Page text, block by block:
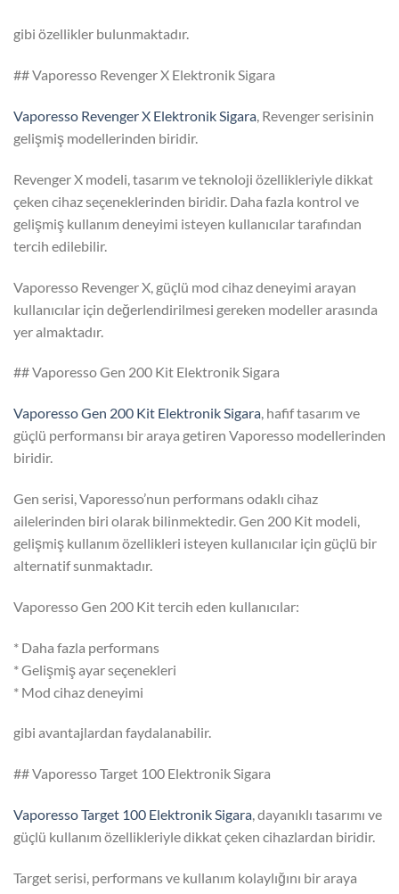
gibi özellikler bulunmaktadır.
## Vaporesso Revenger X Elektronik Sigara
Vaporesso Revenger X Elektronik Sigara, Revenger serisinin
gelişmiş modellerinden biridir.
Revenger X modeli, tasarım ve teknoloji özellikleriyle dikkat
çeken cihaz seçeneklerinden biridir. Daha fazla kontrol ve
gelişmiş kullanım deneyimi isteyen kullanıcılar tarafından
tercih edilebilir.
Vaporesso Revenger X, güçlü mod cihaz deneyimi arayan
kullanıcılar için değerlendirilmesi gereken modeller arasında
yer almaktadır.
## Vaporesso Gen 200 Kit Elektronik Sigara
Vaporesso Gen 200 Kit Elektronik Sigara, hafif tasarım ve
güçlü performansı bir araya getiren Vaporesso modellerinden
biridir.
Gen serisi, Vaporesso’nun performans odaklı cihaz
ailelerinden biri olarak bilinmektedir. Gen 200 Kit modeli,
gelişmiş kullanım özellikleri isteyen kullanıcılar için güçlü bir
alternatif sunmaktadır.
Vaporesso Gen 200 Kit tercih eden kullanıcılar:
* Daha fazla performans
* Gelişmiş ayar seçenekleri
* Mod cihaz deneyimi
gibi avantajlardan faydalanabilir.
## Vaporesso Target 100 Elektronik Sigara
Vaporesso Target 100 Elektronik Sigara, dayanıklı tasarımı ve
güçlü kullanım özellikleriyle dikkat çeken cihazlardan biridir.
Target serisi, performans ve kullanım kolaylığını bir araya